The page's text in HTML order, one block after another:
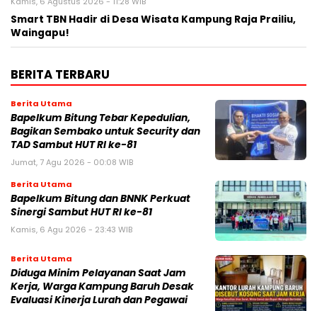
Smart TBN Hadir di Desa Wisata Kampung Raja Prailiu,
Waingapu!
BERITA TERBARU
Berita Utama
Bapelkum Bitung Tebar Kepedulian,
Bagikan Sembako untuk Security dan
TAD Sambut HUT RI ke-81
Jumat, 7 Agu 2026 - 00:08 WIB
Berita Utama
Bapelkum Bitung dan BNNK Perkuat
Sinergi Sambut HUT RI ke-81
Kamis, 6 Agu 2026 - 23:43 WIB
Berita Utama
Diduga Minim Pelayanan Saat Jam
Kerja, Warga Kampung Baruh Desak
Evaluasi Kinerja Lurah dan Pegawai